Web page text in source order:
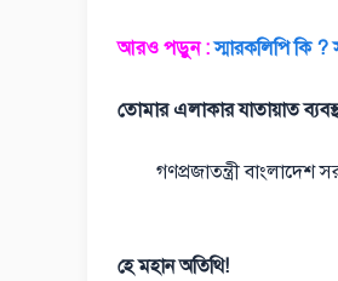
আরও পড়ুন : স্মারকলিপি কি ?
তোমার এলাকার যাতায়াত
গণপ্রজাতন্ত্রী
হে মহান অতিথি!